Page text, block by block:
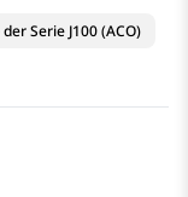
Serie J100 (ACO)